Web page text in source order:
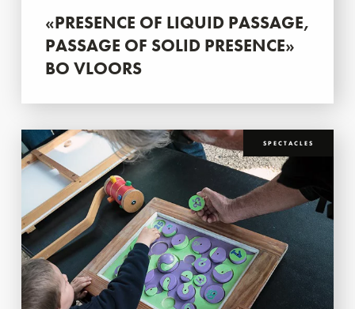
«PRESENCE OF LIQUID PASSAGE,
PASSAGE OF SOLID PRESENCE»
BO VLOORS
SPECTACLES